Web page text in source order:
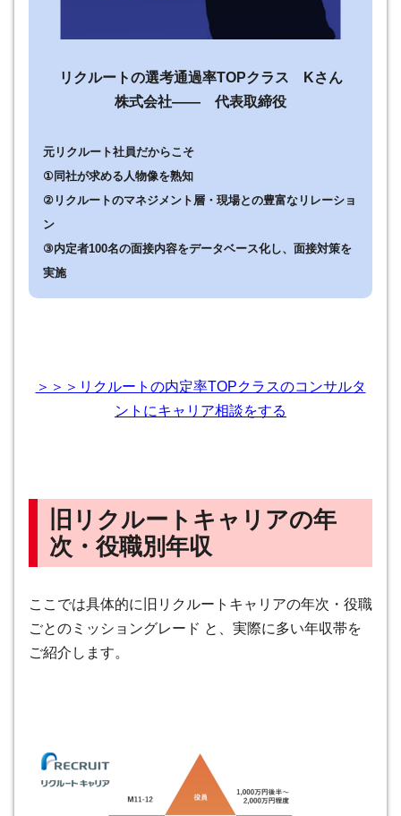
リクルートの選考通過率TOPクラス Kさん
株式会社—— 代表取締役
元リクルート社員だからこそ
①同社が求める人物像を熟知
②リクルートのマネジメント層・現場との豊富なリレーショ
ン
③内定者100名の面接内容をデータベース化し、面接対策を
実施
＞＞＞リクルートの内定率TOPクラスのコンサルタ
ントにキャリア相談をする
旧リクルートキャリアの年
次・役職別年収
ここでは具体的に旧リクルートキャリアの年次・役職
ごとのミッショングレード と、実際に多い年収帯を
ご紹介します。